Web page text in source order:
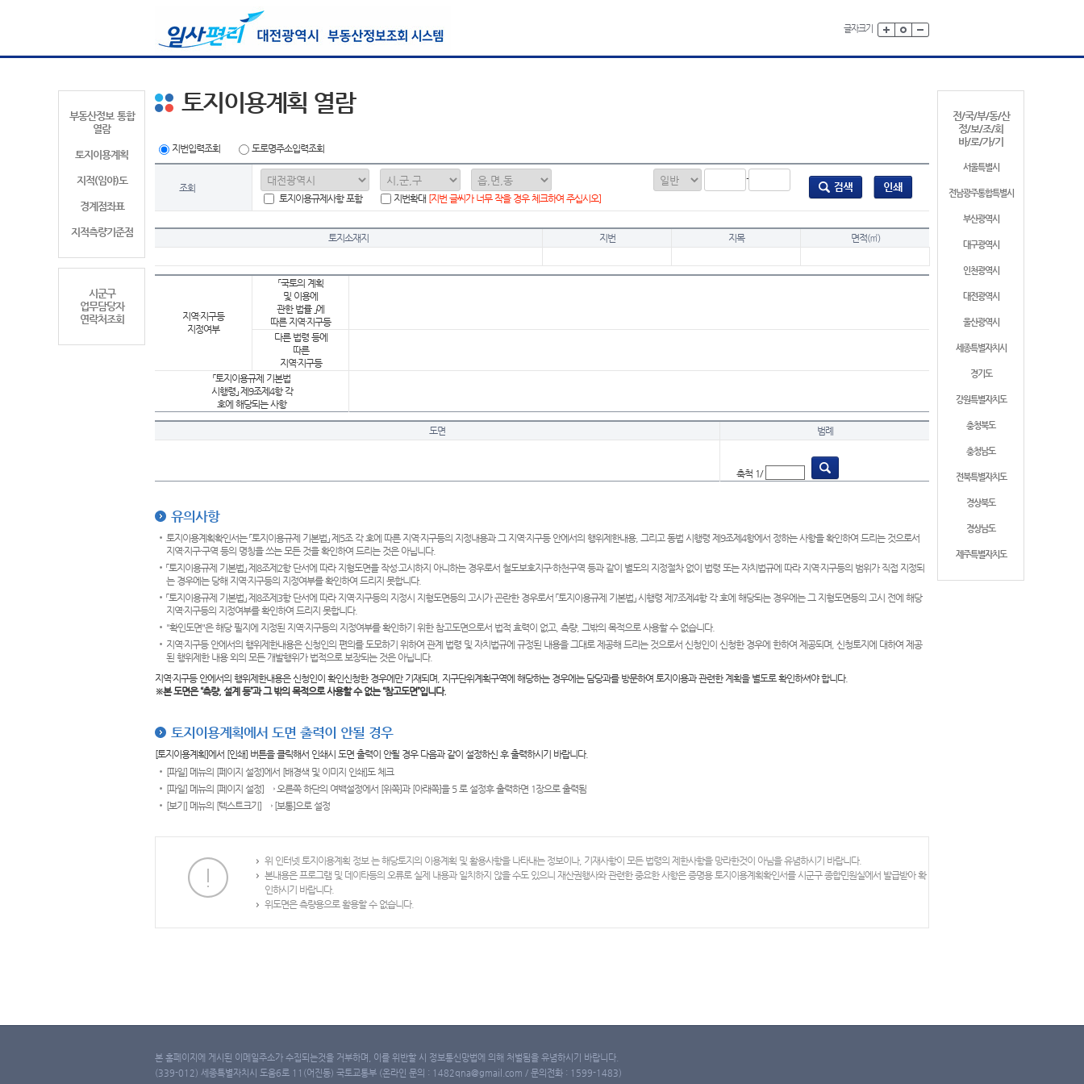
글자크기
부동산정보 통합
열람
토지이용계획
지적(임야)도
경계점좌표
지적측량기준점
시군구
업무담당자
연락처조회
전/국/부/동/산
정/보/조/회
바/로/가/기
서울특별시
전남광주통합특별시
부산광역시
대구광역시
인천광역시
대전광역시
울산광역시
세종특별자치시
경기도
강원특별자치도
충청북도
충청남도
전북특별자치도
경상북도
경상남도
제주특별자치도
토지이용계획 열람
지번입력조회 도로명주소입력조회
조회
-
토지이용규제사항 포함
지번확대 [지번 글씨가 너무 작을 경우 체크하여 주십시오]
토지소재지 지번 지목 면적(㎡)
지역·지구등
지정여부
「국토의 계획
및 이용에
관한 법률 」에
따른 지역·지구등
다른 법령 등에
따른
지역·지구등
「토지이용규제 기본법
시행령」 제9조제4항 각
호에 해당되는 사항
도면 범례
축척 1/
유의사항
토지이용계획확인서는 「토지이용규제 기본법」 제5조 각 호에 따른 지역·지구등의 지정내용과 그 지역·지구등 안에서의 행위제한내용, 그리고 동법 시행령 제9조제4항에서 정하는 사항을 확인하여 드리는 것으로서
지역·지구·구역 등의 명칭을 쓰는 모든 것을 확인하여 드리는 것은 아닙니다.
「토지이용규제 기본법」 제8조제2항 단서에 따라 지형도면을 작성·고시하지 아니하는 경우로서 철도보호지구·하천구역 등과 같이 별도의 지정절차 없이 법령 또는 자치법규에 따라 지역·지구등의 범위가 직접 지정되
는 경우에는 당해 지역·지구등의 지정여부를 확인하여 드리지 못합니다.
「토지이용규제 기본법」 제8조제3항 단서에 따라 지역·지구등의 지정시 지형도면등의 고시가 곤란한 경우로서 「토지이용규제 기본법」 시행령 제7조제4항 각 호에 해당되는 경우에는 그 지형도면등의 고시 전에 해당
지역·지구등의 지정여부를 확인하여 드리지 못합니다.
"확인도면"은 해당 필지에 지정된 지역·지구등의 지정여부를 확인하기 위한 참고도면으로서 법적 효력이 없고, 측량, 그밖의 목적으로 사용할 수 없습니다.
지역·지구등 안에서의 행위제한내용은 신청인의 편의를 도모하기 위하여 관계 법령 및 자치법규에 규정된 내용을 그대로 제공해 드리는 것으로서 신청인이 신청한 경우에 한하여 제공되며, 신청토지에 대하여 제공
된 행위제한 내용 외의 모든 개발행위가 법적으로 보장되는 것은 아닙니다.
지역·지구등 안에서의 행위제한내용은 신청인이 확인신청한 경우에만 기재되며, 지구단위계획구역에 해당하는 경우에는 담당과를 방문하여 토지이용과 관련한 계획을 별도로 확인하셔야 합니다.
※본 도면은“측량, 설계 등”과 그 밖의 목적으로 사용할 수 없는 “참고도면”입니다.
토지이용계획에서 도면 출력이 안될 경우
[토지이용계획]에서 [인쇄] 버튼을 클릭해서 인쇄시 도면 출력이 안될 경우 다음과 같이 설정하신 후 출력하시기 바랍니다.
[파일] 메뉴의 [페이지 설정]에서 [배경색 및 이미지 인쇄]도 체크
[파일] 메뉴의 [페이지 설정] → 오른쪽 하단의 여백설정에서 [위쪽]과 [아래쪽]을 5 로 설정후 출력하면 1장으로 출력됨
[보기] 메뉴의 [텍스트크기] → [보통]으로 설정
위 인터넷 토지이용계획 정보 는 해당토지의 이용계획 및 활용사항을 나타내는 정보이나, 기재사항이 모든 법령의 제한사항을 망라한것이 아님을 유념하시기 바랍니다.
본내용은 프로그램 및 데이타등의 오류로 실제 내용과 일치하지 않을 수도 있으니 재산권행사와 관련한 중요한 사항은 증명용 토지이용계획확인서를 시군구 종합민원실에서 발급받아 확
인하시기 바랍니다.
위도면은 측량용으로 활용할 수 없습니다.
본 홈페이지에 게시된 이메일주소가 수집되는것을 거부하며, 이를 위반할 시 정보통신망법에 의해 처벌됨을 유념하시기 바랍니다.
(339-012) 세종특별자치시 도움6로 11(어진동) 국토교통부 (온라인 문의 : 1482qna@gmail.com / 문의전화 : 1599-1483)